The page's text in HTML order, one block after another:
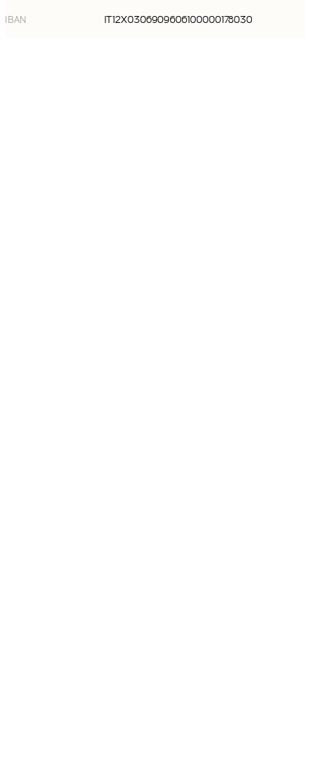
IBAN IT12X0306909606100000178030